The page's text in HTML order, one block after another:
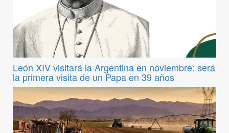
León XIV visitará la Argentina en noviembre: será
la primera visita de un Papa en 39 años